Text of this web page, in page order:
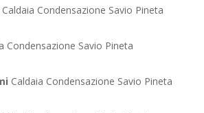
Caldaia Condensazione Savio Pineta
Condensazione Savio Pineta
Caldaia Condensazione Savio Pineta